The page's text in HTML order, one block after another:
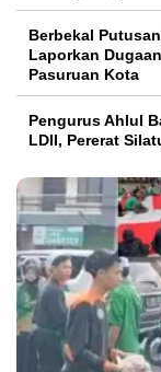
Berbekal
Laporkan
Pasuruan Kota
Pengurus Ahlul
LDII, Pererat